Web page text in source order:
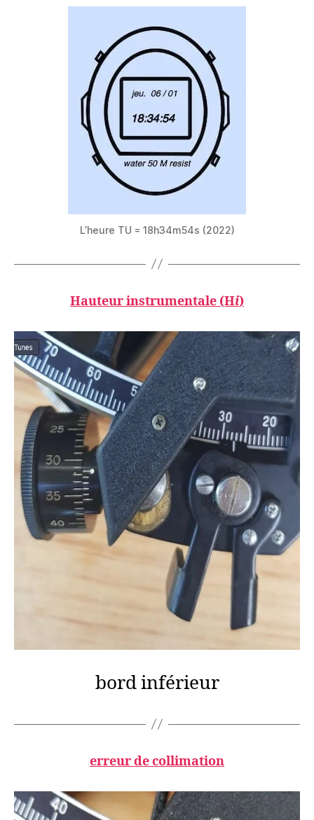
L’heure TU = 18h34m54s (2022)
Hauteur instrumentale (Hi)
bord inférieur
erreur de collimation